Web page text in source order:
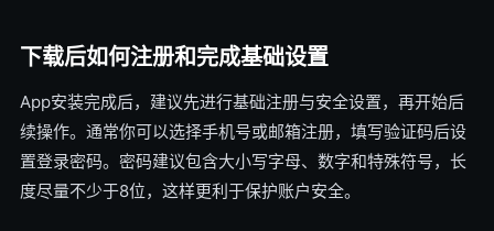
下载后如何注册和完成基础设置
App安装完成后，建议先进行基础注册与安全设置，再开始后
续操作。通常你可以选择手机号或邮箱注册，填写验证码后设
置登录密码。密码建议包含大小写字母、数字和特殊符号，长
度尽量不少于8位，这样更利于保护账户安全。